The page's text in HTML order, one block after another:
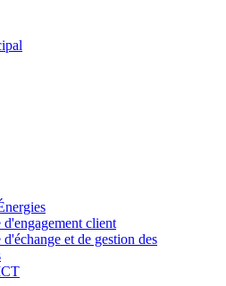
d'engagement client
et de gestion des